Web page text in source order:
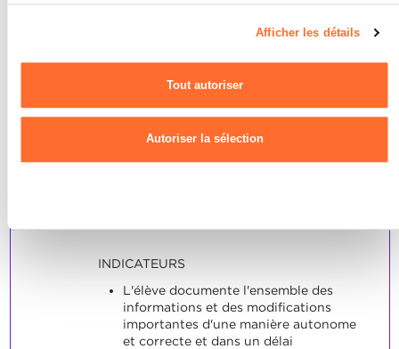
personnelles, vous pouvez consulter notre
cookieset notrePolitique de confidentialité.
Afficher les détails
Tout autoriser
Autoriser la sélection
L'élève est capable d'assurer
l'application de mesures de
INDICATEURS
L'élève documente l'ensemble des
informations et des modifications
importantes d'une manière autonome
et correcte et dans un délai